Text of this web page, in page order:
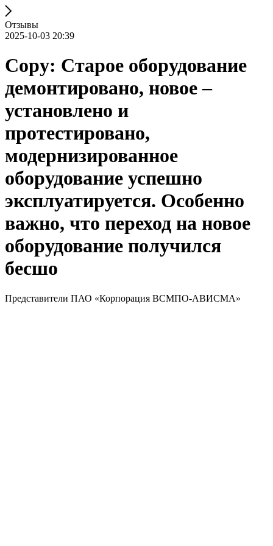
Отзывы
2025-10-03 20:39
Copy: Старое оборудование
демонтировано, новое –
установлено и
протестировано,
модернизированное
оборудование успешно
эксплуатируется. Особенно
важно, что переход на новое
оборудование получился
бесшо
Представители ПАО «Корпорация ВСМПО-АВИСМА»